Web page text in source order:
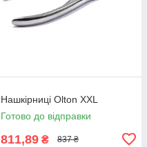
Нашкірниці Olton XXL
Готово до відправки
811,89 ₴ 837 ₴